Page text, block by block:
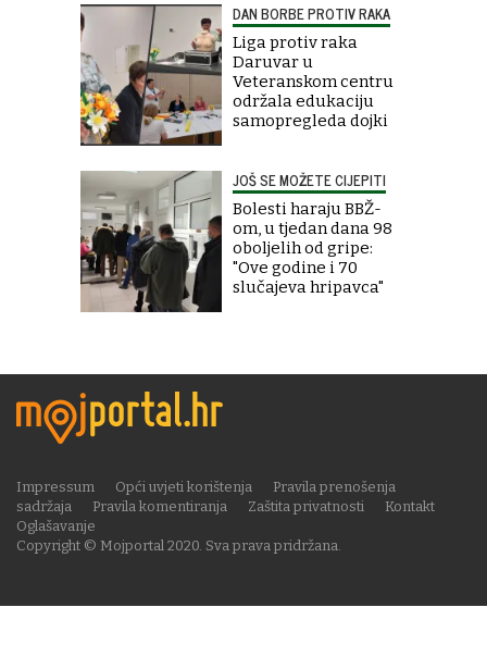
DAN BORBE PROTIV RAKA
Liga protiv raka
Daruvar u
Veteranskom centru
održala edukaciju
samopregleda dojki
JOŠ SE MOŽETE CIJEPITI
Bolesti haraju BBŽ-
om, u tjedan dana 98
oboljelih od gripe:
"Ove godine i 70
slučajeva hripavca"
Copyright © Mojportal 2020. Sva prava pridržana.
Impressum Opći uvjeti korištenja
Pravila prenošenja
sadržaja
Pravila komentiranja Zaštita privatnosti
Kontakt
Oglašavanje